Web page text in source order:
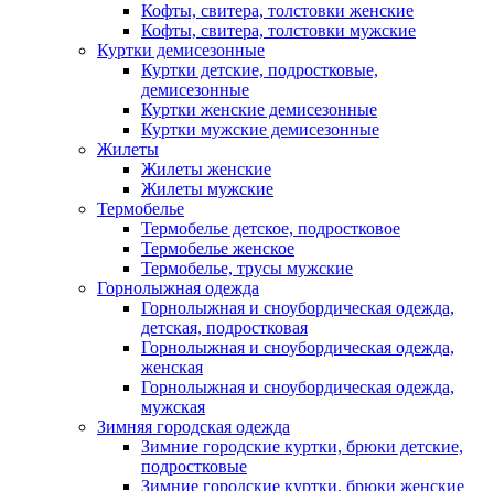
Кофты, свитера, толстовки женские
Кофты, свитера, толстовки мужские
Куртки демисезонные
Куртки детские, подростковые,
демисезонные
Куртки женские демисезонные
Куртки мужские демисезонные
Жилеты
Жилеты женские
Жилеты мужские
Термобелье
Термобелье детское, подростковое
Термобелье женское
Термобелье, трусы мужские
Горнолыжная одежда
Горнолыжная и сноубордическая одежда,
детская, подростковая
Горнолыжная и сноубордическая одежда,
женская
Горнолыжная и сноубордическая одежда,
мужская
Зимняя городская одежда
Зимние городские куртки, брюки детские,
подростковые
Зимние городские куртки, брюки женские